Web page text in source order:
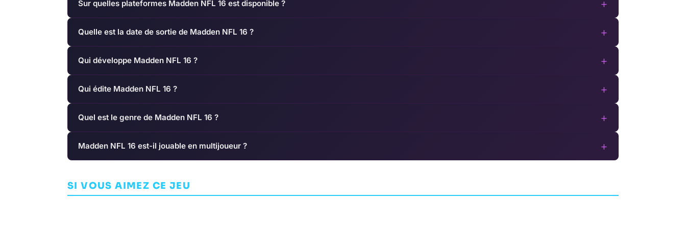
Sur quelles plateformes Madden NFL 16 est disponible ? +
Quelle est la date de sortie de Madden NFL 16 ? +
Qui développe Madden NFL 16 ? +
Qui édite Madden NFL 16 ? +
Quel est le genre de Madden NFL 16 ? +
Madden NFL 16 est-il jouable en multijoueur ? +
SI VOUS AIMEZ CE JEU
Descenders Next Roller Champions